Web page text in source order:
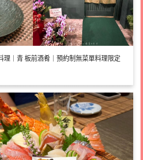
理｜青 板前酒肴｜預約制無菜單料理限定